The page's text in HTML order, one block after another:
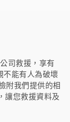
司救援，享有
不能有人為破壞
附我們提供的相
讓您救援資料及